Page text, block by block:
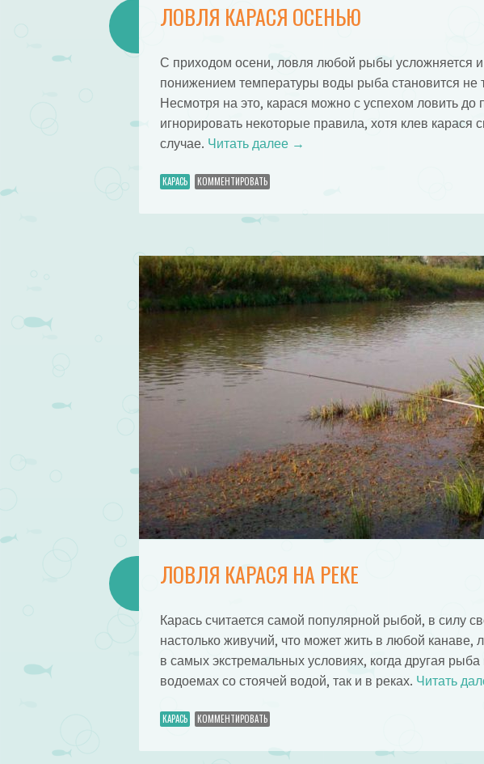
ЛОВЛЯ КАРАСЯ ОСЕНЬЮ
С приходом осени, ловля любой рыбы усложняется
понижением температуры воды рыба становится не
Несмотря на это, карася можно с успехом ловить
игнорировать некоторые правила, хотя клев карася
случае. Читать далее →
КАРАСЬ КОММЕНТИРОВАТЬ
ЛОВЛЯ КАРАСЯ НА РЕКЕ
Карась считается самой популярной рыбой, в силу
настолько живучий, что может жить в любой
в самых экстремальных условиях, когда другая рыба
водоемах со стоячей водой, так и в реках. Читать
КАРАСЬ КОММЕНТИРОВАТЬ